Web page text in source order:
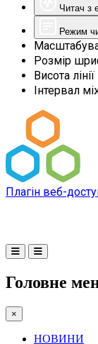
Читач з
Режим
Розмір
Висота лінії
Інтервал
Плагін веб-
Головне
×
НОВИНИ